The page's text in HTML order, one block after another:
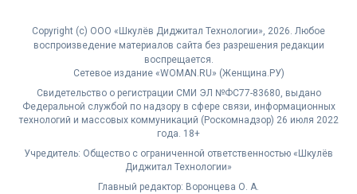
Copyright (с) ООО «Шкулёв Диджитал Технологии», 2026. Любое
воспроизведение материалов сайта без разрешения редакции
воспрещается.
Сетевое издание «WOMAN.RU» (Женщина.РУ)
Свидетельство о регистрации СМИ ЭЛ №ФС77-83680, выдано
Федеральной службой по надзору в сфере связи, информационных
технологий и массовых коммуникаций (Роскомнадзор) 26 июля 2022
года. 18+
Учредитель: Общество с ограниченной ответственностью «Шкулёв
Диджитал Технологии»
Главный редактор: Воронцева О. А.